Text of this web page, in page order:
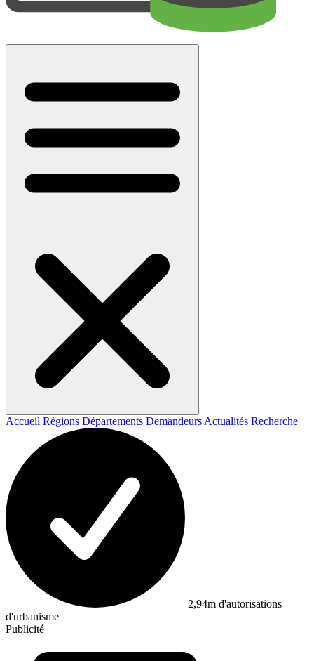
Accueil Régions Départements Demandeurs Actualités Recherche
2,94m d'autorisations
d'urbanisme
Publicité